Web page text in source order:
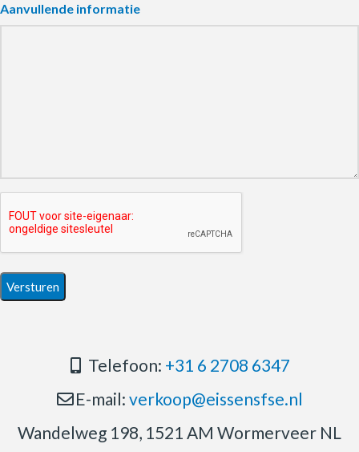
Aanvullende informatie
Telefoon: +31 6 2708 6347
E-mail: verkoop@eissensfse.nl
Wandelweg 198, 1521 AM Wormerveer NL